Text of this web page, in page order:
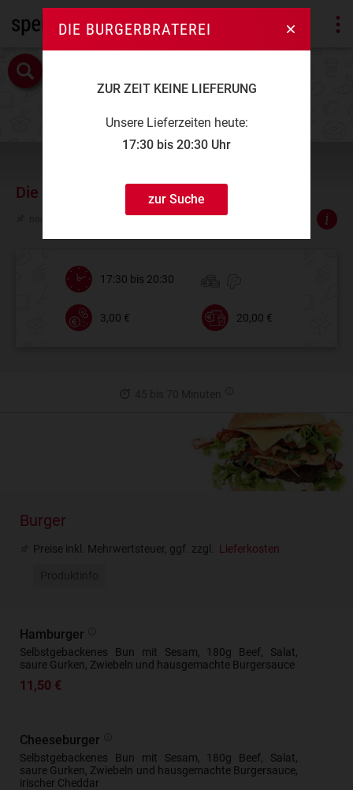
Die Burgerbraterei
17:30 bis 20:30
3,00 € 20,00 €
Burger
Preise inkl. Mehrwertsteuer, ggf. zzgl. Lieferkosten
Hamburger
Selbstgebackenes Bun mit Sesam, 180g Beef, Salat,
saure Gurken, Zwiebeln und hausgemachte Burgersauce
11,50 €
Cheeseburger
Selbstgebackenes Bun mit Sesam, 180g Beef, Salat,
saure Gurken, Zwiebeln und hausgemachte Burgersauce,
irischer Cheddar
DIE BURGERBRATEREI
ZUR ZEIT KEINE LIEFERUNG
Unsere Lieferzeiten heute:
17:30 bis 20:30 Uhr
zur Suche